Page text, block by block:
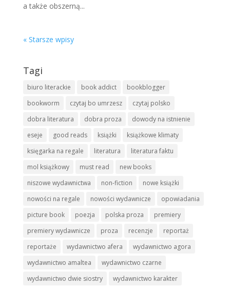
a także obszerną...
« Starsze wpisy
Tagi
biuro literackie book addict
bookblogger
bookworm
czytaj bo umrzesz
czytaj polsko
dobra literatura
dobra proza
dowody na istnienie
eseje
good reads książki
książkowe klimaty
księgarka na regale
literatura
literatura faktu
mol książkowy
must read
new books
niszowe wydawnictwa
non-fiction
nowe książki
nowości na regale
nowości wydawnicze
opowiadania
picture book
poezja polska proza
premiery
premiery wydawnicze
proza recenzje
reportaż
reportaże
wydawnictwo afera
wydawnictwo agora
wydawnictwo amaltea
wydawnictwo czarne
wydawnictwo dwie siostry
wydawnictwo karakter